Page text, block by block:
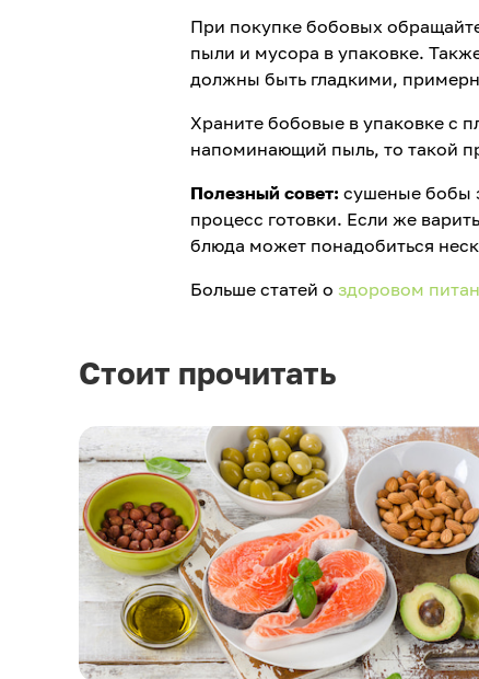
При покупке бобовых
пыли и мусора в упаковке.
должны быть гладкими,
Храните бобовые в упаковке с
напоминающий пыль, то такой
Полезный совет: сушеные бобы
процесс готовки. Если же
блюда может понадобиться
Больше статей о здоровом
Стоит прочитать